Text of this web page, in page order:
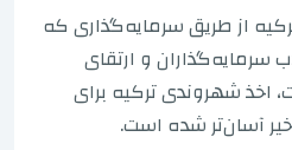
از طریق سرمایه‌گذاری که
و ارتقای
اخذ شهروندی ترکیه برای
آسان‌تر شده است.